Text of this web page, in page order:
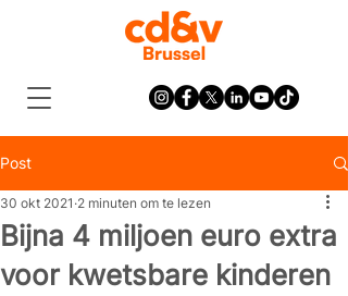
Post
Bijna 4 miljoen euro extra
voor kwetsbare kinderen
30 okt 2021 2 minuten om te lezen